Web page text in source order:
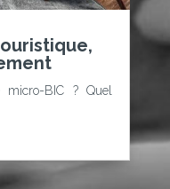
BIC ? Quel